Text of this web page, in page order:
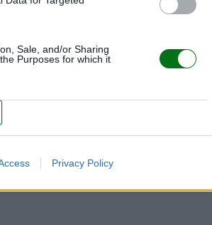
Sale, and/or Sharing
Purposes for which it
Privacy Policy